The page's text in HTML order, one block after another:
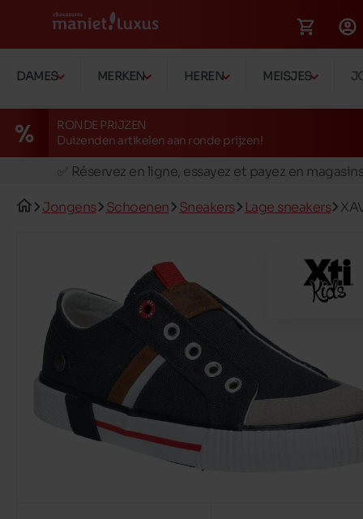
DAMES MERKEN HEREN MEISJES
RONDE PRIJZEN
Duizenden artikelen aan ronde prijzen!
🚛 Livraison gratuite en magasins
✅ Réservez en ligne, essayez et payez en
🚛 Livraison gratuite en magasins
Jongens Schoenen Sneakers Lage sneakers